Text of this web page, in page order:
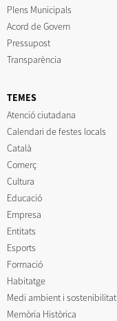
Plens Municipals
Acord de Govern
Pressupost
Transparència
TEMES
Atenció ciutadana
Calendari de festes locals
Català
Comerç
Cultura
Educació
Empresa
Entitats
Esports
Formació
Habitatge
Medi ambient i sostenibilitat
Memòria Històrica